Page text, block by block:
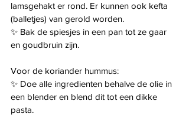
lamsgehakt er rond. Er kunnen ook kefta
(balletjes) van gerold worden.
✨️ Bak de spiesjes in een pan tot ze gaar
en goudbruin zijn.
Voor de koriander hummus:
✨️ Doe alle ingredienten behalve de olie in
een blender en blend dit tot een dikke
pasta.